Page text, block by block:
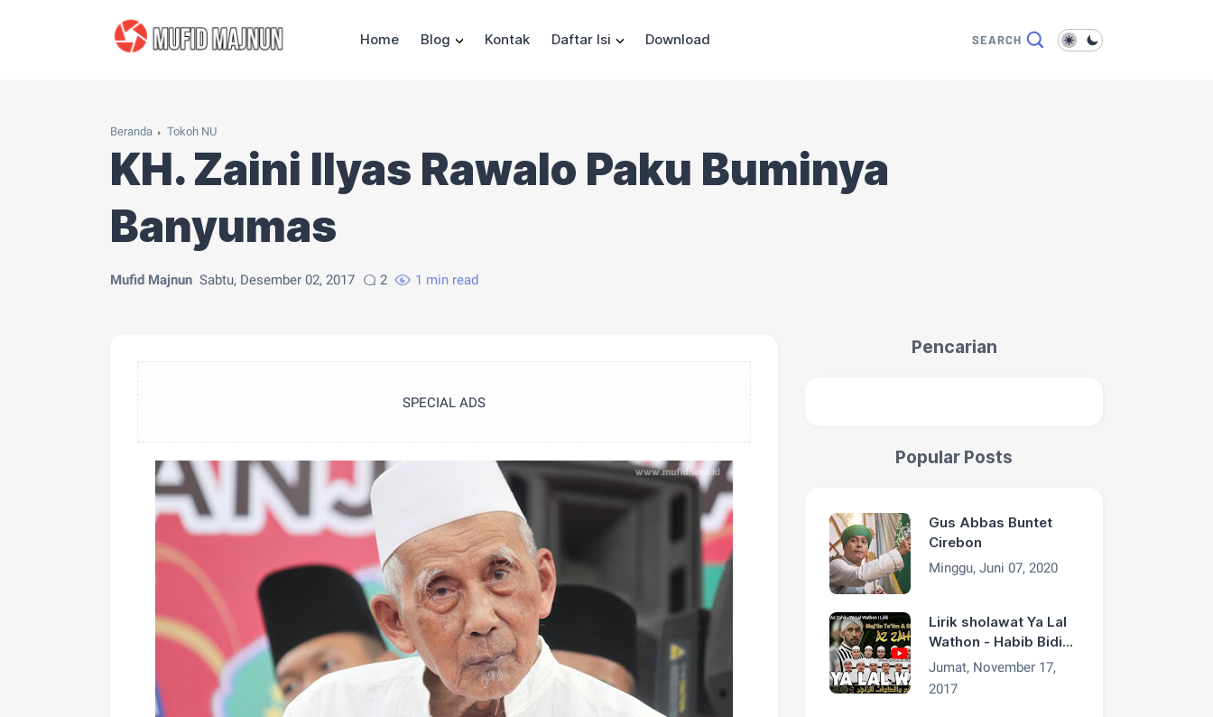
Home Blog Kontak Daftar Isi Download
Beranda Tokoh NU
KH. Zaini Ilyas Rawalo Paku Buminya
Banyumas
Mufid Majnun Sabtu, Desember 02, 2017 2 1 min read
SPECIAL ADS
Pencarian
Popular Posts
Gus Abbas Buntet
Cirebon
Minggu, Juni 07, 2020
Lirik sholawat Ya Lal
Wathon - Habib Bidin
Az Zahir
Jumat, November 17,
2017